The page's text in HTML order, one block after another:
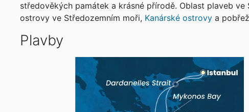
středověkých památek a krásné přírodě. Oblast plaveb
ostrovy ve Středozemním moři, Kanárské ostrovy a
Plavby